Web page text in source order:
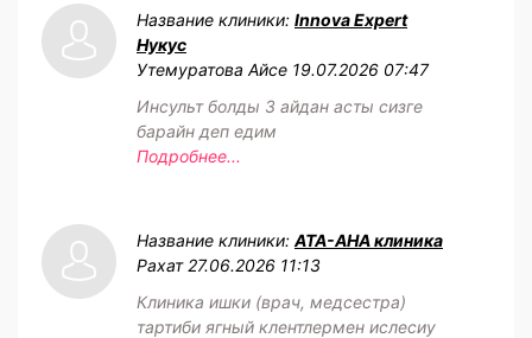
Название клиники: Innova Expert
Нукус
Утемуратова Айсе 19.07.2026 07:47
Инсульт болды 3 айдан асты сизге
барайн деп едим
Подробнее...
Название клиники:АТА-АНА клиника
Рахат 27.06.2026 11:13
Клиника ишки (врач, медсестра)
тартиби ягный клентлермен ислесиу